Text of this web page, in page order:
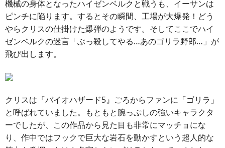
機械の身体となったハイゼンベルクと戦うも、イーサンは
ピンチに陥ります。するとその瞬間、工場が大爆発！どう
やらクリスの仕掛けた爆弾のようです。そしてここでハイ
ゼンベルクの迷言「ぶっ殺してやる…あのゴリラ野郎…」が
飛び出します。
クリスは『バイオハザード5』ごろからファンに「ゴリラ」
と呼ばれていました。もともと腕っぷしの強いキャラクタ
ーでしたが、この作品から見た目も非常にマッチョにな
り、作中ではフックで巨大な岩石を動かすという超人的な